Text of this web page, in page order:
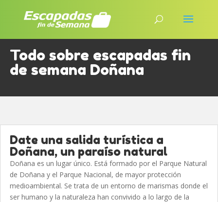
Todo sobre escapadas fin
de semana Doñana
Date una salida turística a
Doñana, un paraíso natural
Doñana es un lugar único. Está formado por el Parque Natural
de Doñana y el Parque Nacional, de mayor protección
medioambiental. Se trata de un entorno de marismas donde el
ser humano y la naturaleza han convivido a lo largo de la